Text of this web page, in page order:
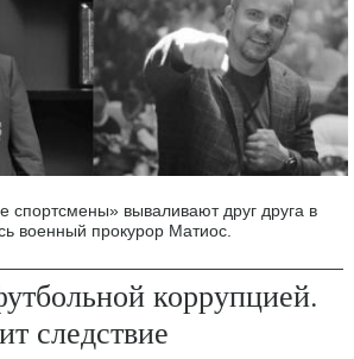
спортсмены» вываливают друг друга в
военный прокурор Матиос.
коррупцией.
следствие